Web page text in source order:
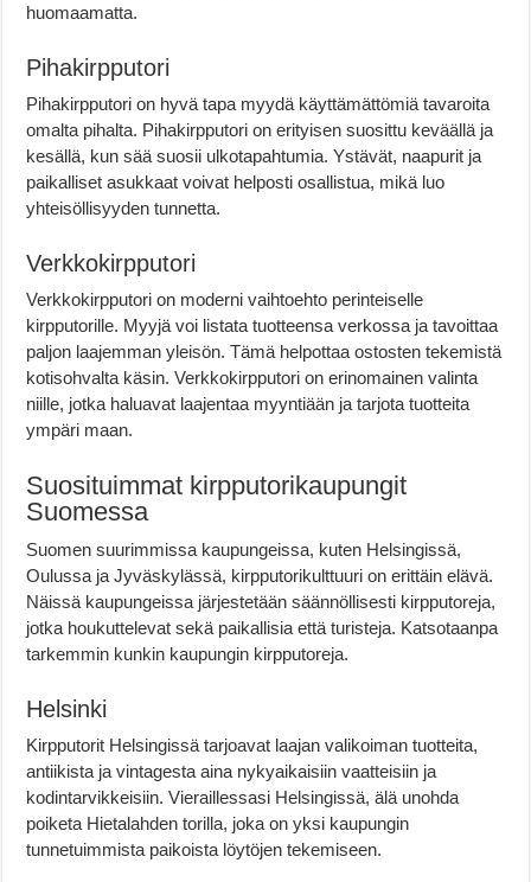
huomaamatta.
Pihakirpputori
Pihakirpputori on hyvä tapa myydä käyttämättömiä tavaroita
omalta pihalta. Pihakirpputori on erityisen suosittu keväällä ja
kesällä, kun sää suosii ulkotapahtumia. Ystävät, naapurit ja
paikalliset asukkaat voivat helposti osallistua, mikä luo
yhteisöllisyyden tunnetta.
Verkkokirpputori
Verkkokirpputori on moderni vaihtoehto perinteiselle
kirpputorille. Myyjä voi listata tuotteensa verkossa ja tavoittaa
paljon laajemman yleisön. Tämä helpottaa ostosten tekemistä
kotisohvalta käsin. Verkkokirpputori on erinomainen valinta
niille, jotka haluavat laajentaa myyntiään ja tarjota tuotteita
ympäri maan.
Suosituimmat kirpputorikaupungit
Suomessa
Suomen suurimmissa kaupungeissa, kuten Helsingissä,
Oulussa ja Jyväskylässä, kirpputorikulttuuri on erittäin elävä.
Näissä kaupungeissa järjestetään säännöllisesti kirpputoreja,
jotka houkuttelevat sekä paikallisia että turisteja. Katsotaanpa
tarkemmin kunkin kaupungin kirpputoreja.
Helsinki
Kirpputorit Helsingissä tarjoavat laajan valikoiman tuotteita,
antiikista ja vintagesta aina nykyaikaisiin vaatteisiin ja
kodintarvikkeisiin. Vieraillessasi Helsingissä, älä unohda
poiketa Hietalahden torilla, joka on yksi kaupungin
tunnetuimmista paikoista löytöjen tekemiseen.